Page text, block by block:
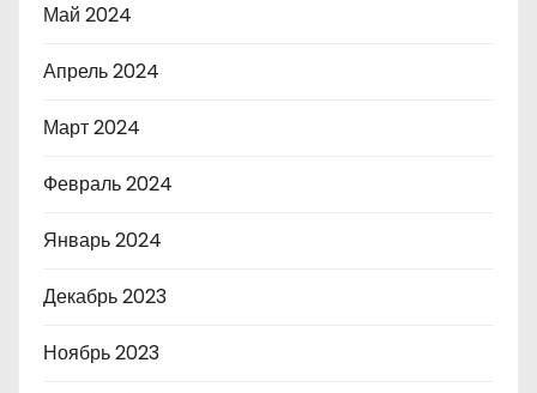
Май 2024
Апрель 2024
Март 2024
Февраль 2024
Январь 2024
Декабрь 2023
Ноябрь 2023